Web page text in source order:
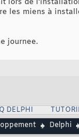
lors de
les miens à
journee.
DELPHI
Delphi